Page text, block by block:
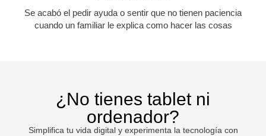
Se acabó el pedir ayuda o sentir que no tienen paciencia
cuando un familiar le explica como hacer las cosas
¿No tienes tablet ni
ordenador?
Simplifica tu vida digital y experimenta la tecnología con